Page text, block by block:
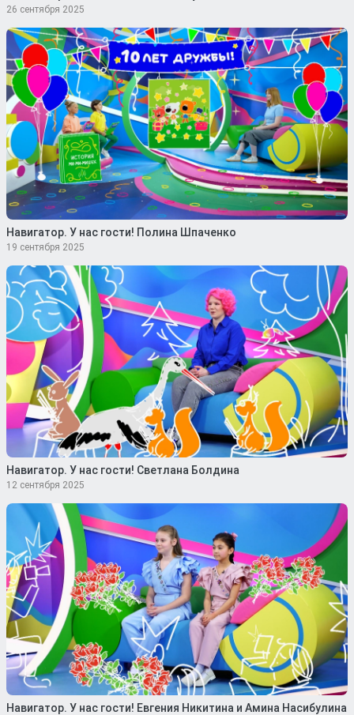
26 сентября 2025
Навигатор. У нас гости! Полина Шпаченко
19 сентября 2025
Навигатор. У нас гости! Светлана Болдина
12 сентября 2025
Навигатор. У нас гости! Евгения Никитина и Амина Насибулина